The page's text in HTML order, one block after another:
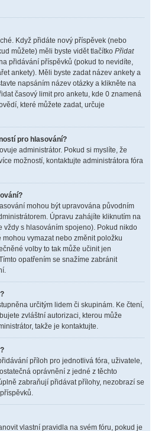
Když přidáte nový příspěvek (nebo
můžete) měli byste vidět tlačítko Přidat
přidávání příspěvků (pokud to nevidíte,
ankety). Měli byste zadat název ankety a
napsáním název otázky a klikněte na
časový limit pro anketu, kde 0 znamená
které můžete zadat, určuje
pro hlasování?
administrátor. Pokud si myslíte, že
možností, kontaktujte administrátora fóra
mohou být upravována původním
Úpravu zahájíte kliknutím na
vždy s hlasováním spojeno). Pokud nikdo
vymazat nebo změnit položku
volby to tak může učinit jen
opatřením se snažíme zabránit
určitým lidem či skupinám. Ke čtení,
zvláštní autorizaci, kterou může
takže je kontaktujte.
příloh pro jednotlivá fóra, uživatele,
oprávnění z jedné z těchto
zabraňují přidávat přílohy, nezobrazí se
vlastní pravidla na svém fóru, pokud je